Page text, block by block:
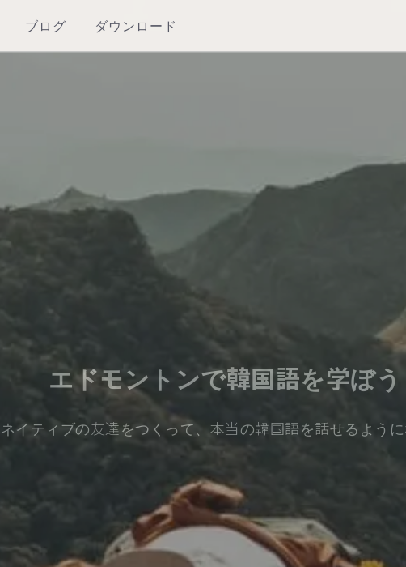
ブログ ダウンロード
エドモントンで韓国語を学ぼう
ネイティブの友達をつくって、本当の韓国語を話せるよう